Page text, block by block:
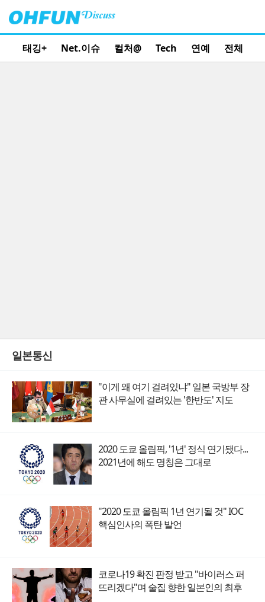
태깅+ Net.이슈 컬처@ Tech 연예 전체
일본통신
"이게 왜 여기 걸려있냐" 일본 국방부 장
관 사무실에 걸려있는 '한반도' 지도
2020 도쿄 올림픽, '1년' 정식 연기됐다...
2021년에 해도 명칭은 그대로
"2020 도쿄 올림픽 1년 연기될 것" IOC
핵심인사의 폭탄 발언
코로나19 확진 판정 받고 "바이러스 퍼
뜨리겠다"며 술집 향한 일본인의 최후